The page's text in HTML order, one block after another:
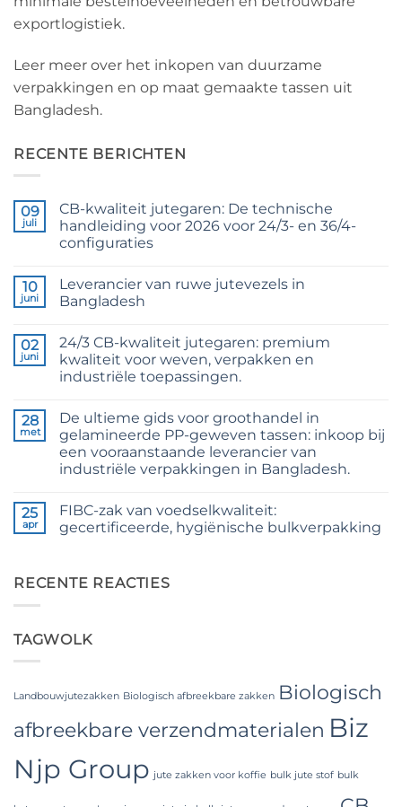
exportlogistiek.
Leer meer over het inkopen van duurzame
verpakkingen en op maat gemaakte tassen uit
Bangladesh.
RECENTE BERICHTEN
09
juli
CB-kwaliteit jutegaren: De technische
handleiding voor 2026 voor 24/3- en 36/4-
configuraties
op
CB
Grade
The
Technical
2026
Guide
and
36/4
Configurations
10
juni
Leverancier van ruwe jutevezels in
Bangladesh
op
Raw
Jute
Fibre
02
juni
24/3 CB-kwaliteit jutegaren: premium
kwaliteit voor weven, verpakken en
industriële toepassingen.
op
24/3
CB
Grade
Jute
Yarn:
for
Weaving,
Packaging
28
met
De ultieme gids voor groothandel in
gelamineerde PP-geweven tassen: inkoop bij
een vooraanstaande leverancier van
industriële verpakkingen in Bangladesh.
op
The
Ultimate
PP
Woven
from
Supplier
Bangladesh
25
apr
FIBC-zak van voedselkwaliteit:
gecertificeerde, hygiënische bulkverpakking
Food
Grade
High-
RECENTE REACTIES
TAGWOLK
Landbouwjutezakken Biologisch afbreekbare zakken Biologisch
afbreekbare verzendmaterialen Biz
Njp Group jute zakken voor koffie bulk jute stof bulk